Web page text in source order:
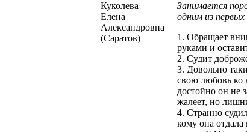
Куколева
Елена
Александровна
(Саратов)
Занимается
одним из
1. Обращает
руками и
2. Судит
3. Довольно
свою любовь ко
достойно он не
жалеет, но
4. Странно
кому она отдала